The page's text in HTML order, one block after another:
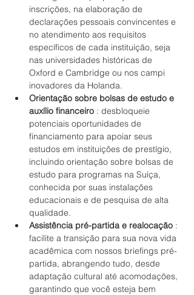
inscrições, na elaboração de
declarações pessoais convincentes e
no atendimento aos requisitos
específicos de cada instituição, seja
nas universidades históricas de
Oxford e Cambridge ou nos campi
inovadores da Holanda.
Orientação sobre bolsas de estudo e
auxílio financeiro : desbloqueie
potenciais oportunidades de
financiamento para apoiar seus
estudos em instituições de prestígio,
incluindo orientação sobre bolsas de
estudo para programas na Suíça,
conhecida por suas instalações
educacionais e de pesquisa de alta
qualidade.
Assistência pré-partida e realocação :
facilite a transição para sua nova vida
acadêmica com nossos briefings pré-
partida, abrangendo tudo, desde
adaptação cultural até acomodações,
garantindo que você esteja bem